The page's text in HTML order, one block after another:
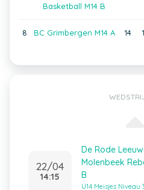
Basketball M14 B
8 BC Grimbergen M14 A 14 1
22/04
14:15
De Rode
Molenbeek
B
U14 Meisjes Niveau